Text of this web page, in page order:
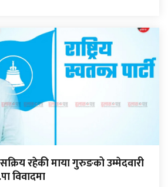
रहेकी माया गुरुङको उम्मेदवारी
विवादमा